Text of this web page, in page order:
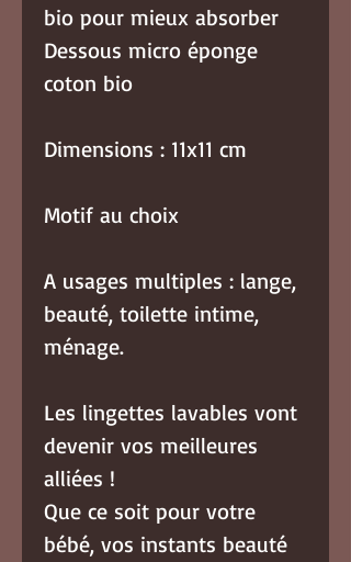
bio pour mieux absorber
Dessous micro éponge
coton bio
Dimensions : 11x11 cm
Motif au choix
A usages multiples : lange,
beauté, toilette intime,
ménage.
Les lingettes lavables vont
devenir vos meilleures
alliées !
Que ce soit pour votre
bébé, vos instants beauté